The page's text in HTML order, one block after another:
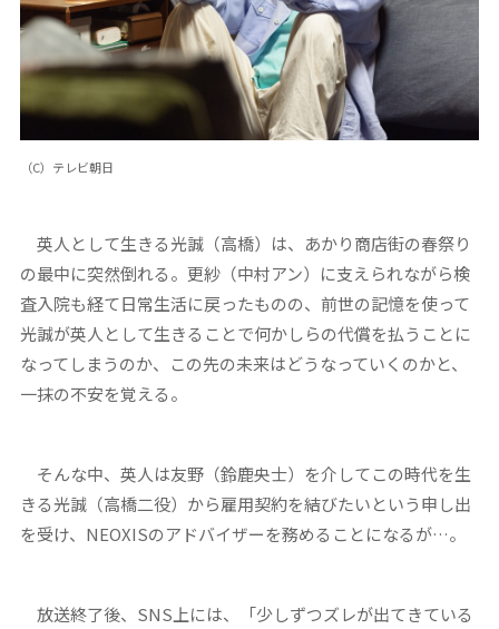
（C）テレビ朝日
英人として生きる光誠（高橋）は、あかり商店街の春祭り
の最中に突然倒れる。更紗（中村アン）に支えられながら検
査入院も経て日常生活に戻ったものの、前世の記憶を使って
光誠が英人として生きることで何かしらの代償を払うことに
なってしまうのか、この先の未来はどうなっていくのかと、
一抹の不安を覚える。
そんな中、英人は友野（鈴鹿央士）を介してこの時代を生
きる光誠（高橋二役）から雇用契約を結びたいという申し出
を受け、NEOXISのアドバイザーを務めることになるが…。
放送終了後、SNS上には、「少しずつズレが出てきている